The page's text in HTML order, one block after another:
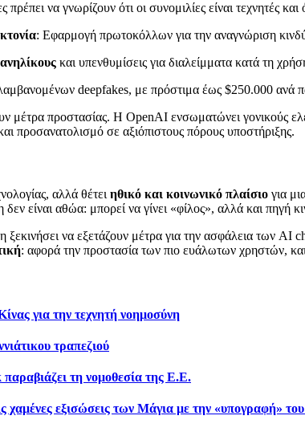
πρέπει να γνωρίζουν ότι οι συνομιλίες είναι τεχνητές
: Εφαρμογή πρωτοκόλλων για την αναγνώριση
και υπενθυμίσεις για διαλείμματα κατά τη
deepfakes, με πρόστιμα έως $250.000 ανά
μέτρα προστασίας. Η OpenAI ενσωματώνει γονικούς
προσανατολισμό σε αξιόπιστους πόρους υποστήριξης.
αλλά θέτει ηθικό και κοινωνικό πλαίσιο για
δεν είναι αθώα: μπορεί να γίνει «φίλος», αλλά και
ξεκινήσει να εξετάζουν μέτρα για την ασφάλεια των
: αφορά την προστασία των πιο ευάλωτων χρηστών, και
για την τεχνητή νοημοσύνη
τραπεζιού
τη νομοθεσία της Ε.Ε.
εξισώσεις των Μάγια με την «υπογραφή» του